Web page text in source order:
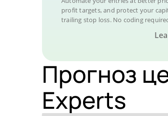
profit targets, and protect your
trailing stop loss. No coding
Прогноз
Experts